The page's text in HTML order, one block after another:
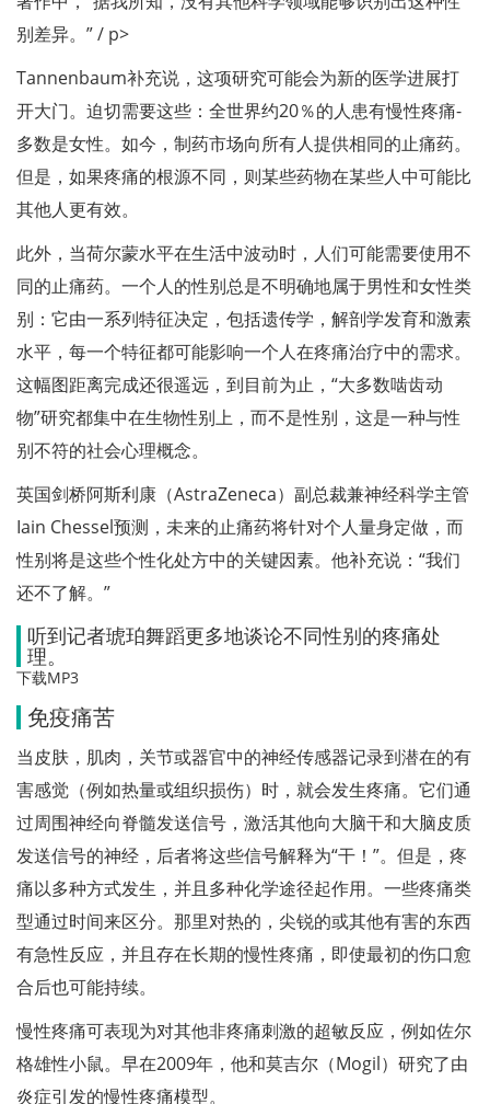
别差异。” / p>
Tannenbaum补充说，这项研究可能会为新的医学进展打
开大门。迫切需要这些：全世界约20％的人患有慢性疼痛-
多数是女性。如今，制药市场向所有人提供相同的止痛药。
但是，如果疼痛的根源不同，则某些药物在某些人中可能比
其他人更有效。
此外，当荷尔蒙水平在生活中波动时，人们可能需要使用不
同的止痛药。一个人的性别总是不明确地属于男性和女性类
别：它由一系列特征决定，包括遗传学，解剖学发育和激素
水平，每一个特征都可能影响一个人在疼痛治疗中的需求。
这幅图距离完成还很遥远，到目前为止，“大多数啮齿动
物”研究都集中在生物性别上，而不是性别，这是一种与性
别不符的社会心理概念。
英国剑桥阿斯利康（AstraZeneca）副总裁兼神经科学主管
Iain Chessel预测，未来的止痛药将针对个人量身定做，而
性别将是这些个性化处方中的关键因素。他补充说：“我们
还不了解。”
听到记者琥珀舞蹈更多地谈论不同性别的疼痛处
理。
下载MP3
免疫痛苦
当皮肤，肌肉，关节或器官中的神经传感器记录到潜在的有
害感觉（例如热量或组织损伤）时，就会发生疼痛。它们通
过周围神经向脊髓发送信号，激活其他向大脑干和大脑皮质
发送信号的神经，后者将这些信号解释为“干！”。但是，疼
痛以多种方式发生，并且多种化学途径起作用。一些疼痛类
型通过时间来区分。那里对热的，尖锐的或其他有害的东西
有急性反应，并且存在长期的慢性疼痛，即使最初的伤口愈
合后也可能持续。
慢性疼痛可表现为对其他非疼痛刺激的超敏反应，例如佐尔
格雄性小鼠。早在2009年，他和莫吉尔（Mogil）研究了由
炎症引发的慢性疼痛模型。